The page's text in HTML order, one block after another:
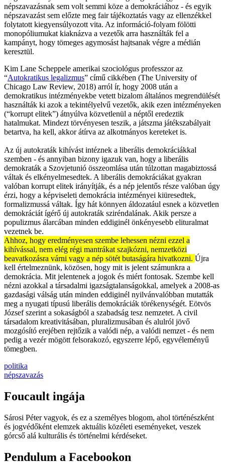
népszavazásnak sem volt semmi köze a demokráciához - és egyik
népszavazást sem előzte meg fair tájékoztatás vagy az ellenzékkel
folytatott kiegyensúlyozott vita. Az információ-folyam fölötti
monopóliumukat kiaknázva a vezetők arra használták fel a
kampányt, hogy tömeges agymosást hajtsanak végre a médián
keresztül.
Kim Lane Scheppele amerikai szociológus professzor az
“Autokratikus legalizmus” című cikkében (The University of
Chicago Law Review, 2018) arról ír, hogy 2008 után a
demokratikus intézményekbe vetett bizalom általános megrendülését
használták ki azok a tekintélyelvű vezetők, akik ezen intézményeken
(“korrupt elitek”) átnyúlva közvetlenül a néptől eredeztik
hatalmukat. Mindezt törvényesen teszik, a játszma játékszabályait
betartva, ha kell, akkor átírva az alkotmányos kereteket is.
Az új autokraták kihívást intéznek a liberális demokráciákkal
szemben - és annyiban bizony igazuk van, hogy a liberális
demokraták a Szovjetunió összeomlása után túlzottan magabiztossá
váltak és elkényelmesedtek. A liberális demokráciákat gyakran
valóban korrupt elitek irányítják, és a nép jelentős része valóban úgy
érzi, hogy a képviseleti demokrácia intézményei kiüresedtek,
formalizmussá váltak. Így hát könnyen áldozatául esnek a közvetlen
demokráciát ígérő új autokraták sziréndalának. Akik persze a
populizmus álarcában minden eddiginél önkényesebb elituralmat
vezetnek be.
Ahhoz, hogy eredményesen szembe lehessen nézni ezzel a
kihívással, nem elég régi mantrákat szajkózni, nemzetközi
beavatkozásra várni vagy a nép sötét butaságára hivatkozni. Újra
kell értelmeznünk, közösen, hogy mit is jelent számunkra a
demokrácia. Mit jelentenek a jogok és miért fontosak. Szembe kell
nézni azokkal a társadalmi igazságtalanságokkal, amelyek a 2008-as
gazdasági válság után minden eddiginél nyilvánvalóbban mutatták
meg a nyugati típusú liberális demokráciák törékenységét. Eötvös
József szerint a sokaságból a szabadság tesz nemzetet. A civil
társadalom kreativitásában, pluralizmusában és alulról jövő
mozgósító erejében rejtőzik a valódi nép, a valódi nemzet - és nem
pedig a vezér mögött felsorakozó, egyszerre lépő, egyvéleményű
tömegben.
politika
népszavazás
Foucault ingája
Sárosi Péter vagyok, és ez a személyes blogom, ahol történészként
és jogvédőként elemzek aktuális közéleti eseményeket, veszek
górcső alá kulturális és történelmi kérdéseket.
Pendulum a Facebookon